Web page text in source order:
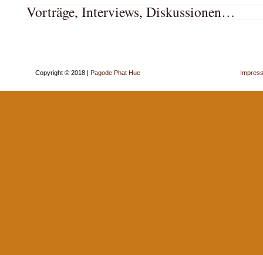
Vorträge, Interviews, Diskussionen…
Copyright © 2018 | Pagode Phat Hue